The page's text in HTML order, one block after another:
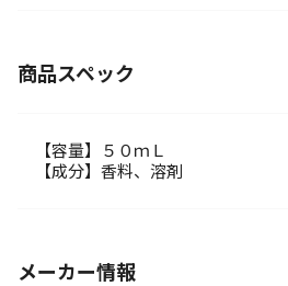
商品スペック
【容量】５０ｍＬ
【成分】香料、溶剤
メーカー情報